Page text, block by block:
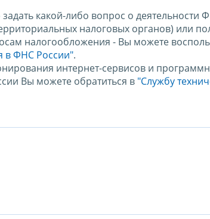
какой-либо вопрос о деятельности
налоговых органов) или
налогообложения - Вы можете
в ФНС России".
интернет-сервисов и
Вы можете обратиться в "Службу